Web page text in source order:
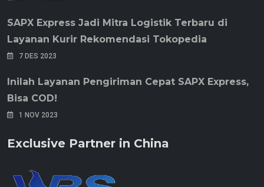
SAPX Express Jadi Mitra Logistik Terbaru di
Layanan Kurir Rekomendasi Tokopedia
7 DES 2023
Inilah Layanan Pengiriman Cepat SAPX Express,
Bisa COD!
1 NOV 2023
Exclusive Partner in China